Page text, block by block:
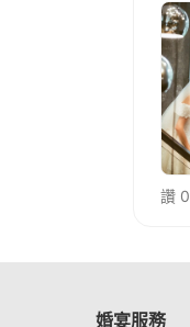
讚 0
婚宴服務